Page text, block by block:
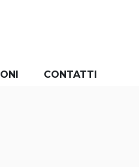
CONTATTI